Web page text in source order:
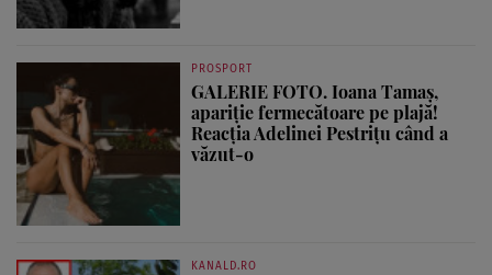
PROSPORT
GALERIE FOTO. Ioana Tamaş,
apariție fermecătoare pe plajă!
Reacția Adelinei Pestrițu când a
văzut-o
KANALD.RO